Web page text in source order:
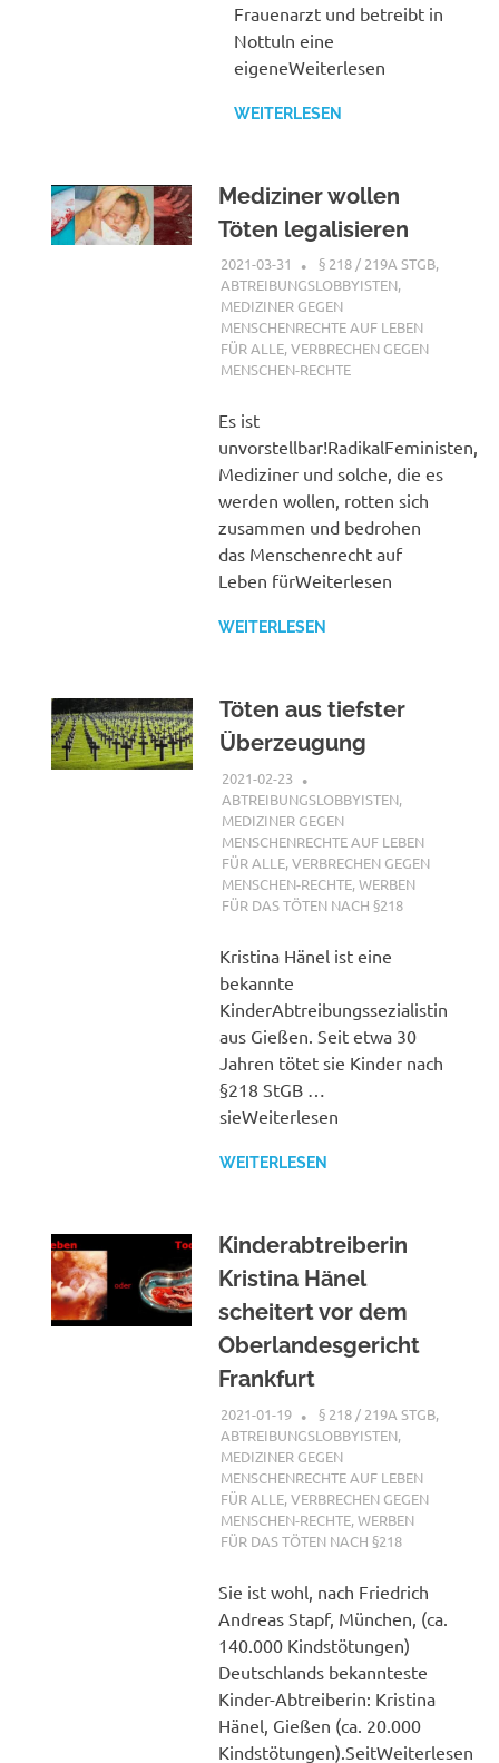
Frauenarzt und betreibt in
Nottuln eine
eigeneWeiterlesen
WEITERLESEN
Mediziner wollen
Töten legalisieren
2021-03-31 XX
§ 218 / 219A STGB,
ABTREIBUNGSLOBBYISTEN,
MEDIZINER GEGEN
MENSCHENRECHTE AUF LEBEN
FÜR ALLE,VERBRECHEN GEGEN
MENSCHEN-RECHTE
Es ist
unvorstellbar!RadikalFeministen,
Mediziner und solche, die es
werden wollen, rotten sich
zusammen und bedrohen
das Menschenrecht auf
Leben fürWeiterlesen
WEITERLESEN
Töten aus tiefster
Überzeugung
2021-02-23
ABTREIBUNGSLOBBYISTEN,
MEDIZINER GEGEN
MENSCHENRECHTE AUF LEBEN
FÜR ALLE,VERBRECHEN GEGEN
MENSCHEN-RECHTE,WERBEN
FÜR DAS TÖTEN NACH §218
Kristina Hänel ist eine
bekannte
KinderAbtreibungssezialistin
aus Gießen. Seit etwa 30
Jahren tötet sie Kinder nach
§218 StGB …
sieWeiterlesen
WEITERLESEN
Kinderabtreiberin
Kristina Hänel
scheitert vor dem
Oberlandesgericht
Frankfurt
2021-01-19 XX
§ 218 / 219A STGB,
ABTREIBUNGSLOBBYISTEN,
MEDIZINER GEGEN
MENSCHENRECHTE AUF LEBEN
FÜR ALLE,VERBRECHEN GEGEN
MENSCHEN-RECHTE,WERBEN
FÜR DAS TÖTEN NACH §218
Sie ist wohl, nach Friedrich
Andreas Stapf, München, (ca.
140.000 Kindstötungen)
Deutschlands bekannteste
Kinder-Abtreiberin: Kristina
Hänel, Gießen (ca. 20.000
Kindstötungen).SeitWeiterlesen